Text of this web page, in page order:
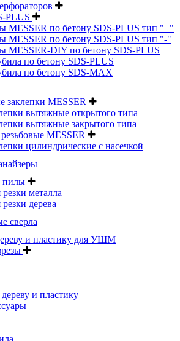
PLUS
MESSER по бетону SDS-PLUS тип "+"
MESSER по бетону SDS-PLUS тип "-"
MESSER-DIY по бетону SDS-PLUS
по бетону SDS-PLUS
по бетону SDS-MAX
заклепки MESSER
вытяжные открытого типа
вытяжные закрытого типа
MESSER
цилиндрические с насечкой
пилы
металла
дерева
сверла
и пластику для УШМ
и пластику